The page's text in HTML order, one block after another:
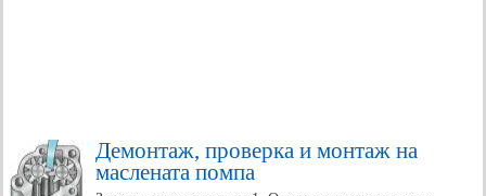
Демонтаж, проверка и монтаж на
маслената помпа